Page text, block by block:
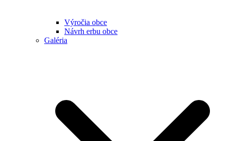
Výročia obce
Návrh erbu obce
Galéria